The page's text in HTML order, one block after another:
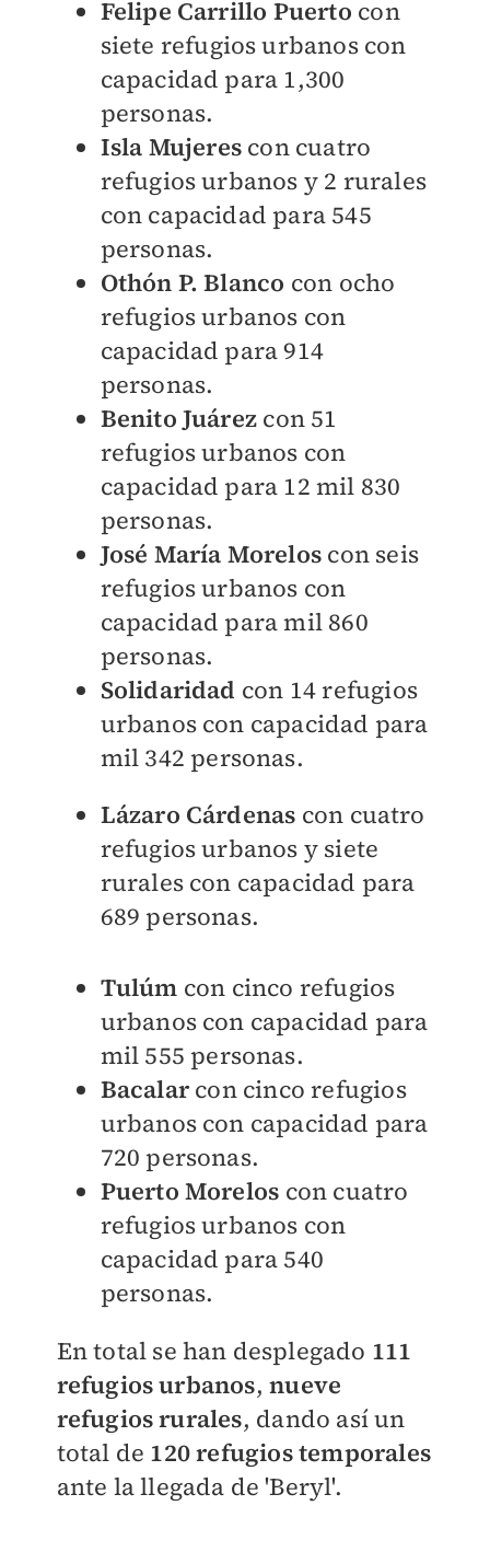
Felipe Carrillo Puerto con
siete refugios urbanos con
capacidad para 1,300
personas.
Isla Mujeres con cuatro
refugios urbanos y 2 rurales
con capacidad para 545
personas.
Othón P. Blanco con ocho
refugios urbanos con
capacidad para 914
personas.
Benito Juárez con 51
refugios urbanos con
capacidad para 12 mil 830
personas.
José María Morelos con seis
refugios urbanos con
capacidad para mil 860
personas.
Solidaridad con 14 refugios
urbanos con capacidad para
mil 342 personas.
Lázaro Cárdenas con cuatro
refugios urbanos y siete
rurales con capacidad para
689 personas.
Tulúm con cinco refugios
urbanos con capacidad para
mil 555 personas.
Bacalar con cinco refugios
urbanos con capacidad para
720 personas.
Puerto Morelos con cuatro
refugios urbanos con
capacidad para 540
personas.
En total se han desplegado 111
refugios urbanos,nueve
refugios rurales, dando así un
total de 120 refugios temporales
ante la llegada de 'Beryl'.